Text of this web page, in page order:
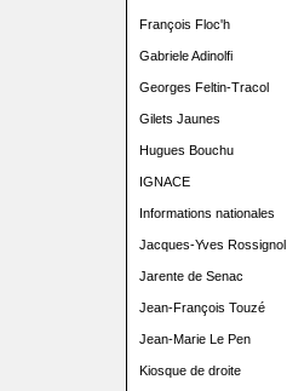
François Floc'h
Gabriele Adinolfi
Georges Feltin-Tracol
Gilets Jaunes
Hugues Bouchu
IGNACE
Informations nationales
Jacques-Yves Rossignol
Jarente de Senac
Jean-François Touzé
Jean-Marie Le Pen
Kiosque de droite